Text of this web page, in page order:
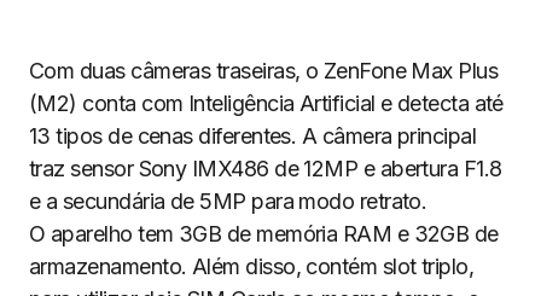
Com duas câmeras traseiras, o ZenFone Max Plus
(M2) conta com Inteligência Artificial e detecta até
13 tipos de cenas diferentes. A câmera principal
traz sensor Sony IMX486 de 12MP e abertura F1.8
e a secundária de 5MP para modo retrato.
O aparelho tem 3GB de memória RAM e 32GB de
armazenamento. Além disso, contém slot triplo,